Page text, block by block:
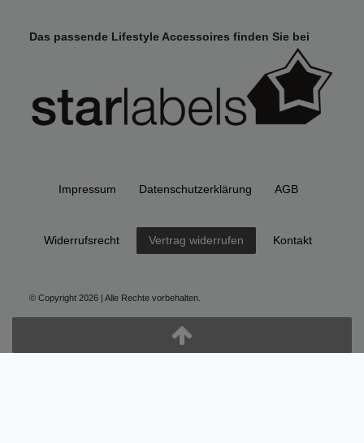
Das passende Lifestyle Accessoires finden Sie bei
Impressum Daten­schutz­erklärung AGB
Widerrufs­recht Vertrag widerrufen Kontakt
© Copyright 2026 | Alle Rechte vorbehalten.